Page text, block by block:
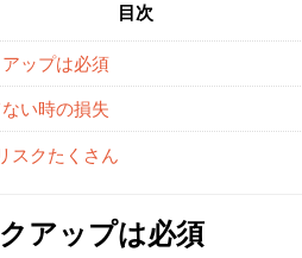
目次
ップは必須
い時の損失
スクたくさん
アップは必須